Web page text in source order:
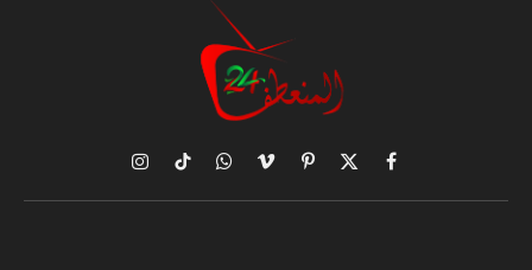
فيسبوك
X
(Twitter)
بينتيريستفيميوواتسابتيكتوكالانستغرام